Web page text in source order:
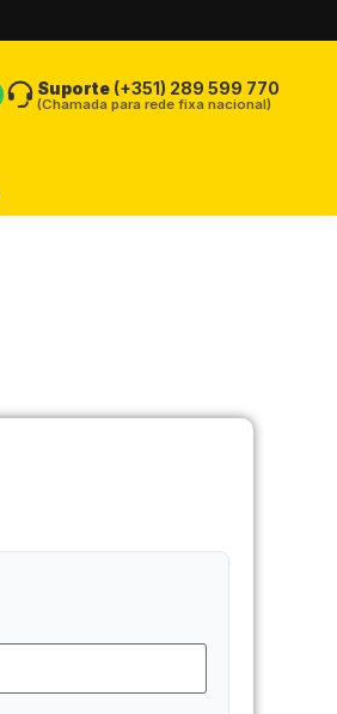
Suporte (+351) 289 599 770
(Chamada para rede fixa nacional)